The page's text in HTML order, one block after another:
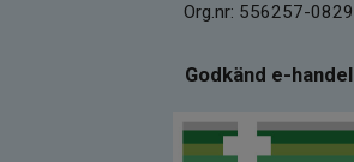
Org.nr: 556257-0829
Godkänd e-handel